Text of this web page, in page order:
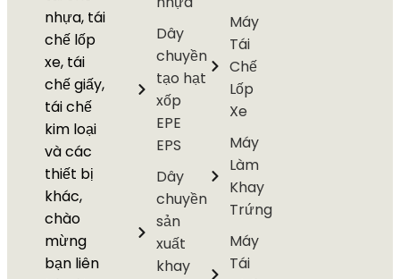
nhựa, tái
chế lốp
xe, tái
chế giấy,
tái chế
kim loại
và các
thiết bị
khác,
chào
mừng
bạn liên
Dây
chuyền
tạo hạt
xốp
EPE
EPS
Dây
chuyền
sản
xuất
khay
Máy
Tái
Chế
Lốp
Xe
Máy
Làm
Khay
Trứng
Máy
Tái